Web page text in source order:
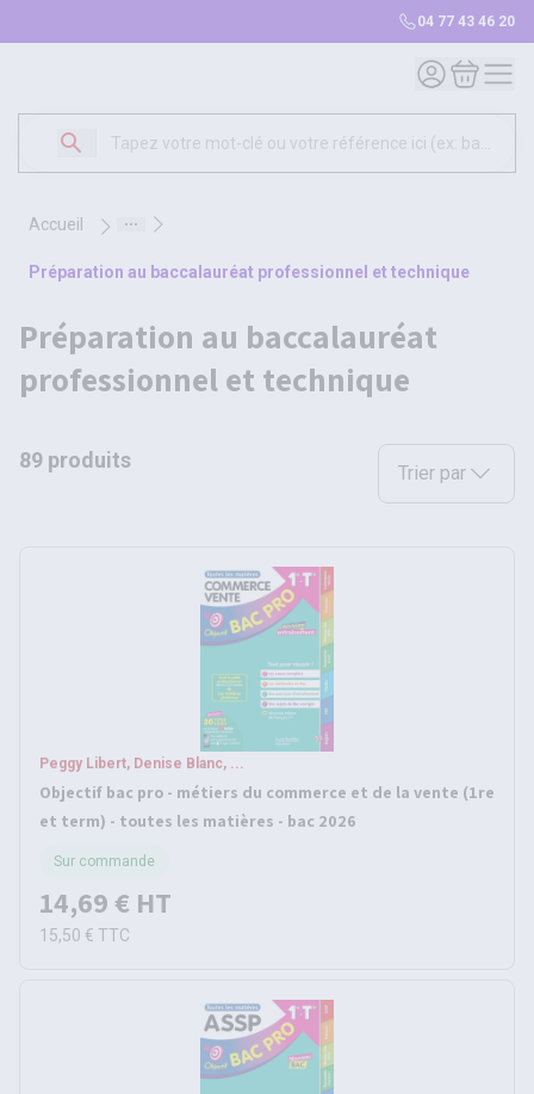
04 77 43 46 20
Mon compte
Mon
accueil
préparation au baccalauréat professionnel et technique
préparation au baccalauréat
professionnel et technique
89 produits
Trier par
Peggy Libert, Denise Blanc, ...
Objectif bac pro - métiers du commerce et de la vente (1re
et term) - toutes les matières - bac 2026
Sur commande
14,69 € HT
15,50 € TTC